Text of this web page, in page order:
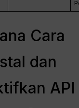
Cara
dan
API